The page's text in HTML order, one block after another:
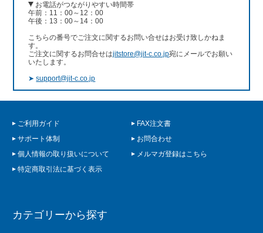
お電話がつながりやすい時間帯
午前：11：00～12：00
午後：13：00～14：00
こちらの番号でご注文に関するお問い合せはお受け致しかねま
す。
ご注文に関するお問合せはjitstore@jit-c.co.jp宛にメールでお願い
いたします。
➤support@jit-c.co.jp
ご利用ガイド
FAX注文書
サポート体制
お問合わせ
個人情報の取り扱いについて
メルマガ登録はこちら
特定商取引法に基づく表示
カテゴリーから探す